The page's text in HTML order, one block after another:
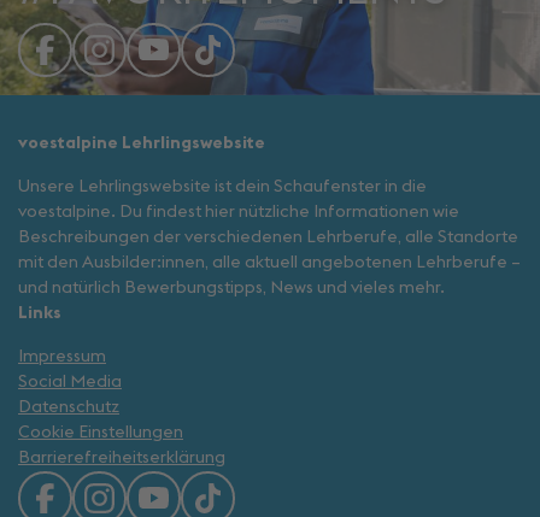
voestalpine Lehrlingswebsite
Unsere Lehrlingswebsite ist dein Schaufenster in die
voestalpine. Du findest hier nützliche Informationen wie
Beschreibungen der verschiedenen Lehrberufe, alle Standorte
mit den Ausbilder:innen, alle aktuell angebotenen Lehrberufe –
und natürlich Bewerbungstipps, News und vieles mehr.
Links
Impressum
Social Media
Datenschutz
Cookie Einstellungen
Barrierefreiheitserklärung